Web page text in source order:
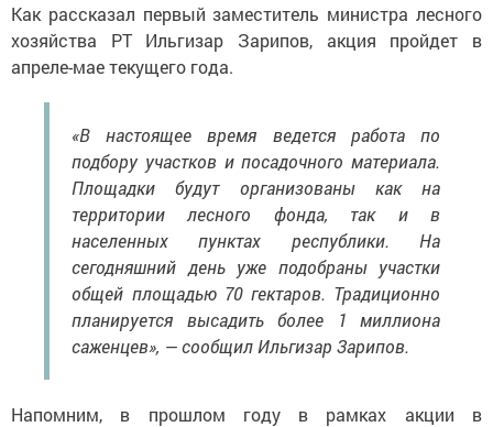
Как рассказал первый заместитель министра лесного
хозяйства РТ Ильгизар Зарипов, акция пройдет в
апреле-мае текущего года.
«В настоящее время ведется работа по
подбору участков и посадочного материала.
Площадки будут организованы как на
территории лесного фонда, так и в
населенных пунктах республики. На
сегодняшний день уже подобраны участки
общей площадью 70 гектаров. Традиционно
планируется высадить более 1 миллиона
саженцев», — сообщил Ильгизар Зарипов.
Напомним, в прошлом году в рамках акции в